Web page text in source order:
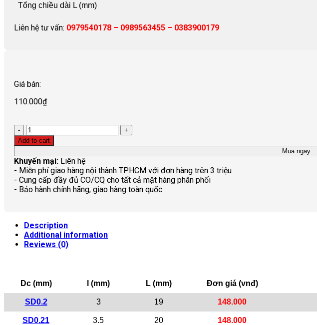
Tổng chiều dài L (mm)
Liên hệ tư vấn: 0979540178 – 0989563455 – 0383900179
Giá bán:
110.000₫
Quantity
Add to cart
Mua ngay
Khuyến mại: Liên hệ
- Miễn phí giao hàng nội thành TP.HCM với đơn hàng trên 3 triệu
- Cung cấp đầy đủ CO/CQ cho tất cả mặt hàng phân phối
- Bảo hành chính hãng, giao hàng toàn quốc
Description
Additional information
Reviews (0)
Dc (mm) l (mm) L (mm) Đơn giá (vnđ)
SD0.2 3 19 148.000
SD0.21 3.5 20 148.000